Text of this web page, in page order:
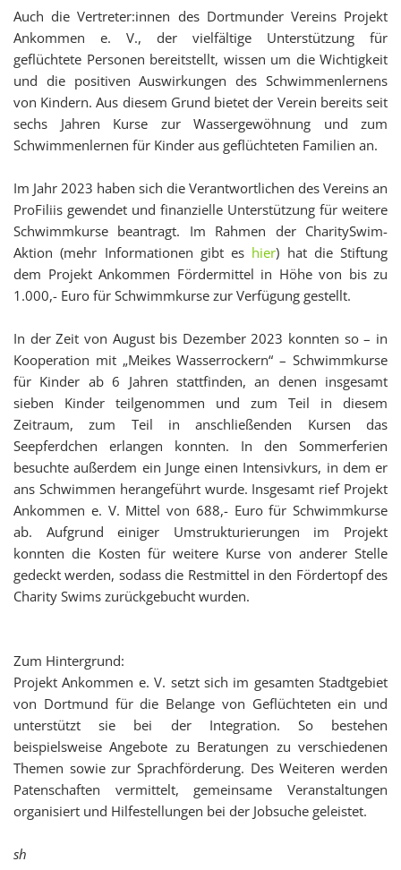
Auch die Vertreter:innen des Dortmunder Vereins Projekt
Ankommen e. V., der vielfältige Unterstützung für
geflüchtete Personen bereitstellt, wissen um die Wichtigkeit
und die positiven Auswirkungen des Schwimmenlernens
von Kindern. Aus diesem Grund bietet der Verein bereits seit
sechs Jahren Kurse zur Wassergewöhnung und zum
Schwimmenlernen für Kinder aus geflüchteten Familien an.
Im Jahr 2023 haben sich die Verantwortlichen des Vereins an
ProFiliis gewendet und finanzielle Unterstützung für weitere
Schwimmkurse beantragt. Im Rahmen der CharitySwim-
Aktion (mehr Informationen gibt es hier) hat die Stiftung
dem Projekt Ankommen Fördermittel in Höhe von bis zu
1.000,- Euro für Schwimmkurse zur Verfügung gestellt.
In der Zeit von August bis Dezember 2023 konnten so – in
Kooperation mit „Meikes Wasserrockern“ – Schwimmkurse
für Kinder ab 6 Jahren stattfinden, an denen insgesamt
sieben Kinder teilgenommen und zum Teil in diesem
Zeitraum, zum Teil in anschließenden Kursen das
Seepferdchen erlangen konnten. In den Sommerferien
besuchte außerdem ein Junge einen Intensivkurs, in dem er
ans Schwimmen herangeführt wurde. Insgesamt rief Projekt
Ankommen e. V. Mittel von 688,- Euro für Schwimmkurse
ab. Aufgrund einiger Umstrukturierungen im Projekt
konnten die Kosten für weitere Kurse von anderer Stelle
gedeckt werden, sodass die Restmittel in den Fördertopf des
Charity Swims zurückgebucht wurden.
Zum Hintergrund:
Projekt Ankommen e. V. setzt sich im gesamten Stadtgebiet
von Dortmund für die Belange von Geflüchteten ein und
unterstützt sie bei der Integration. So bestehen
beispielsweise Angebote zu Beratungen zu verschiedenen
Themen sowie zur Sprachförderung. Des Weiteren werden
Patenschaften vermittelt, gemeinsame Veranstaltungen
organisiert und Hilfestellungen bei der Jobsuche geleistet.
sh